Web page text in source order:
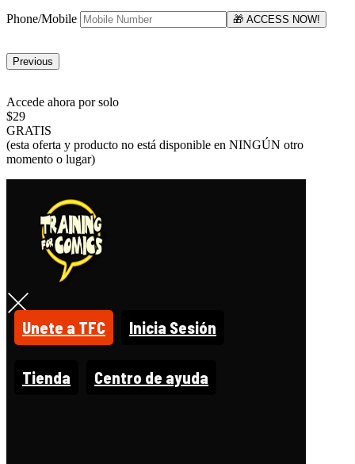
Phone/Mobile 🎁 ACCESS NOW!
Previous
Accede ahora por solo
$29
GRATIS
(esta oferta y producto no está disponible en NINGÚN otro
momento o lugar)
Unete a TFC Inicia Sesión
Tienda Centro de ayuda